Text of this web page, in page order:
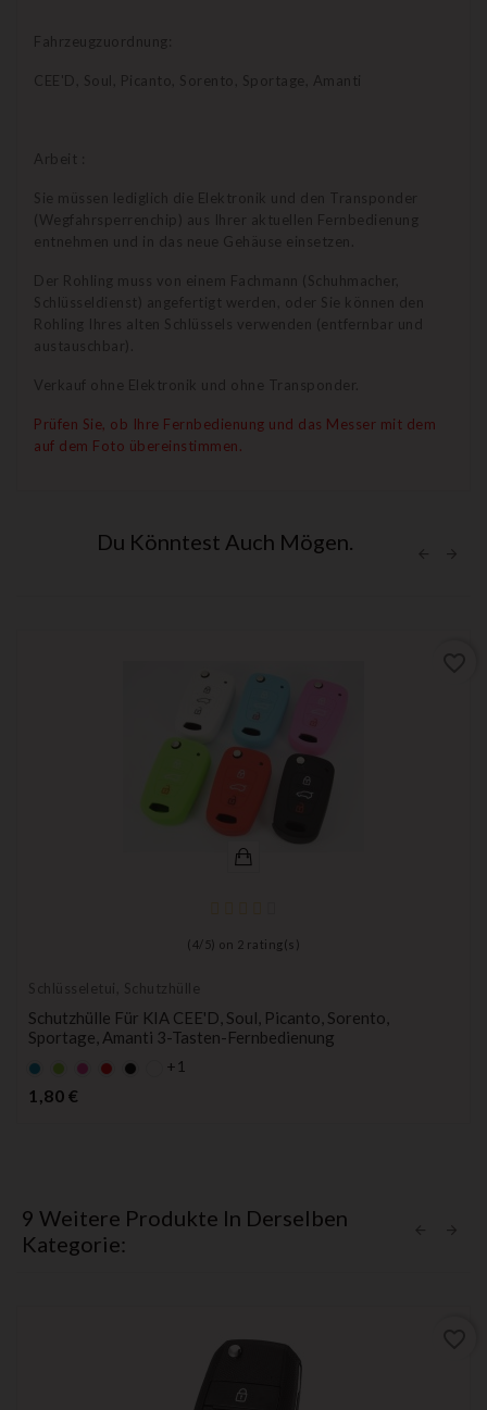
Fahrzeugzuordnung:
CEE'D, Soul, Picanto, Sorento, Sportage, Amanti
Arbeit :
Sie müssen lediglich die Elektronik und den Transponder
(Wegfahrsperrenchip) aus Ihrer aktuellen Fernbedienung
entnehmen und in das neue Gehäuse einsetzen.
Der Rohling muss von einem Fachmann (Schuhmacher,
Schlüsseldienst) angefertigt werden, oder Sie können den
Rohling Ihres alten Schlüssels verwenden (entfernbar und
austauschbar).
Verkauf ohne Elektronik und ohne Transponder.
Prüfen Sie, ob Ihre Fernbedienung und das Messer mit dem
auf dem Foto übereinstimmen.
Du Könntest Auch Mögen.
( 4/ 5) on 2 rating(s)
Schlüsseletui, Schutzhülle
Schutzhülle Für KIA CEE'D, Soul, Picanto, Sorento,
Sportage, Amanti 3-Tasten-Fernbedienung
Default
empty
name
Default
empty
name
Default
DefaultSchwarz
+1
1,80 €
9 Weitere Produkte In Derselben
Kategorie: